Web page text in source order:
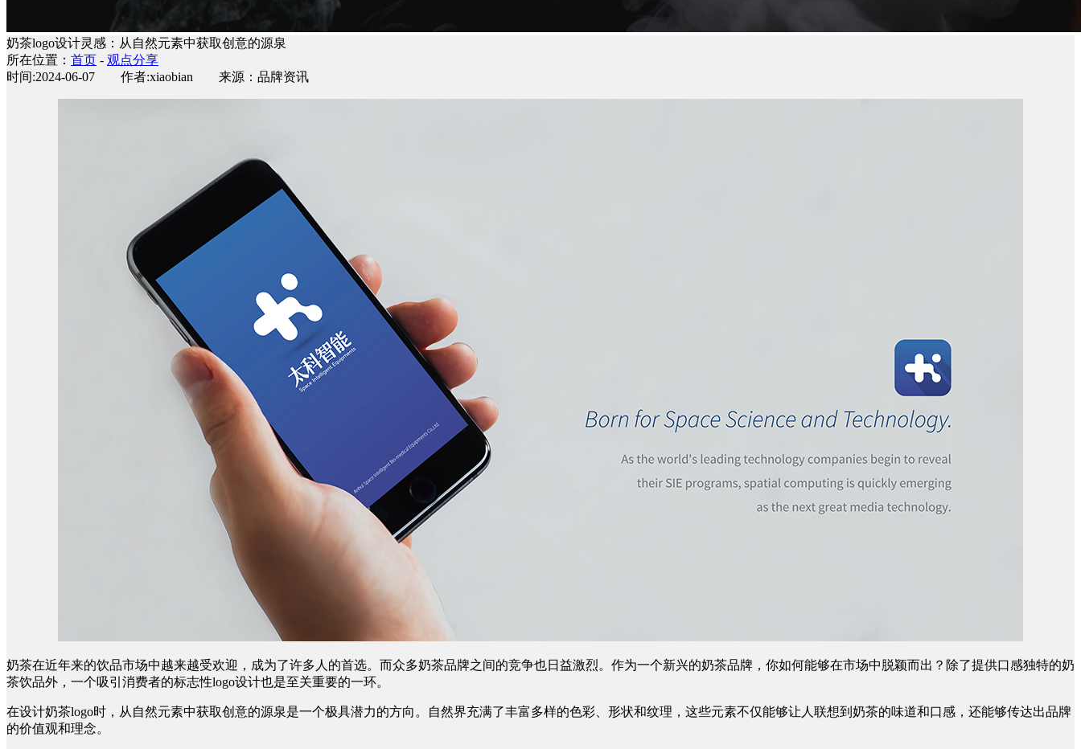
奶茶logo设计灵感：从自然元素中获取创意的源泉
所在位置： 首页 - 观点分享
时间:2024-06-07 作者:xiaobian 来源：品牌资讯
奶茶在近年来的饮品市场中越来越受欢迎，成为了许多人的首选。而众多奶茶品牌之间的竞争也日益激烈。作为一个新兴的奶茶品牌，你如何能够在市场中脱颖而出？除了提供口感独特的奶
茶饮品外，一个吸引消费者的标志性logo设计也是至关重要的一环。
在设计奶茶logo时，从自然元素中获取创意的源泉是一个极具潜力的方向。自然界充满了丰富多样的色彩、形状和纹理，这些元素不仅能够让人联想到奶茶的味道和口感，还能够传达出品牌
的价值观和理念。